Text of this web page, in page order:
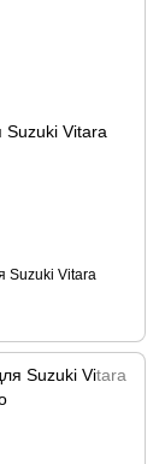
Suzuki Vitara
Suzuki Vitara